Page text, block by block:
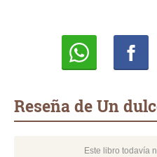
Reseña de Un
Este libro todavía